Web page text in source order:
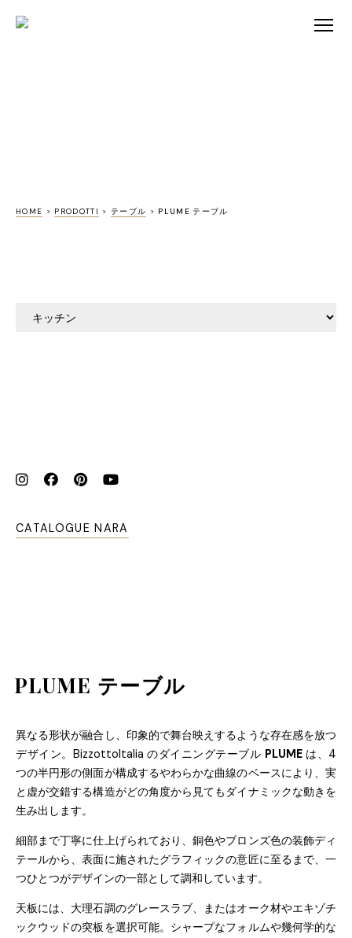
HOME > PRODOTTI >テーブル > PLUME テーブル
CATALOGUE NARA
PLUME テーブル
異なる形状が融合し、印象的で舞台映えするような存在感を放つ
デザイン。 BizzottoItalia のダイニングテーブル PLUME は、 4
つの半円形の側面が構成するやわらかな曲線のベースにより、実
と虚が交錯する構造がどの角度から見てもダイナミックな動きを
生み出します。
細部まで丁寧に仕上げられており、銅色やブロンズ色の装飾ディ
テールから、表面に施されたグラフィックの意匠に至るまで、一
つひとつがデザインの一部として調和しています。
天板には、大理石調のグレースラブ、またはオーク材やエキゾチ
ックウッドの突板を選択可能。シャープなフォルムや幾何学的な